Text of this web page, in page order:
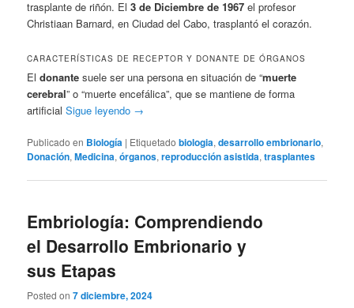
trasplante de riñón. El3 de Diciembre de 1967 el profesor
Christiaan Barnard, en Ciudad del Cabo, trasplantó el corazón.
CARACTERÍSTICAS DE RECEPTOR Y DONANTE DE ÓRGANOS
Eldonante suele ser una persona en situación de “muerte
cerebral” o “muerte encefálica”, que se mantiene de forma
artificialSigue leyendo →
Publicado en Biología | Etiquetado biologia,desarrollo embrionario,
Donación,Medicina,órganos,reproducción asistida,trasplantes
Embriología: Comprendiendo
el Desarrollo Embrionario y
sus Etapas
Posted on7 diciembre, 2024